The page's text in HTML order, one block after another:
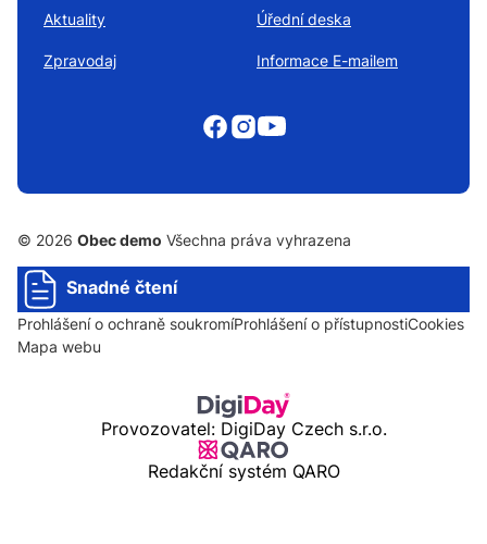
Aktuality Úřední deska
Zpravodaj Informace E-mailem
© 2026 Obec demo Všechna práva vyhrazena
Snadné čtení
Prohlášení o ochraně soukromíProhlášení o přístupnostiCookies
Mapa webu
Provozovatel: DigiDay Czech s.r.o.
Redakční systém QARO